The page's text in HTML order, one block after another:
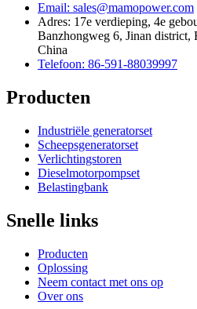
Email: sales@mamopower.com
Adres: 17e verdieping, 4e
Banzhongweg 6, Jinan district,
China
Telefoon: 86-591-88039997
Producten
Industriële generatorset
Scheepsgeneratorset
Verlichtingstoren
Dieselmotorpompset
Belastingbank
Snelle links
Producten
Oplossing
Neem contact met ons op
Over ons